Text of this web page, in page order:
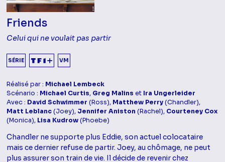
Friends
Celui qui ne voulait pas partir
SÉRIE VM
Réalisé par : Michael Lembeck
Scénario : Michael Curtis, Greg Malins et Ira Ungerleider
Avec : David Schwimmer (Ross), Matthew Perry(Chandler),
Matt Leblanc(Joey), Jennifer Aniston (Rachel), Courteney Cox
(Monica), Lisa Kudrow(Phoebe)
Chandler ne supporte plus Eddie, son actuel colocataire
mais ce dernier refuse de partir. Joey, au chômage, ne peut
plus assurer son train de vie. Il décide de revenir chez